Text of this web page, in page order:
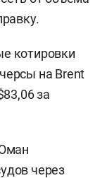
котировки
на Brent
за
через